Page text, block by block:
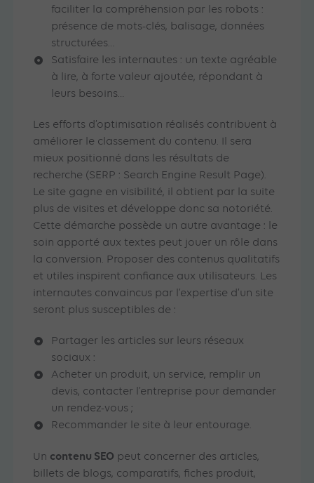
faciliter la compréhension par les robots :
présence de mots-clés, balisage, données
structurées…
Satisfaire les internautes : un texte agréable
à lire, à forte valeur ajoutée, répondant à
leurs besoins…
Les efforts d’optimisation réalisés contribuent à
améliorer le classement du contenu. Il sera
mieux positionné dans les résultats de
recherche (SERP : Search Engine Result Page).
Le site gagne en visibilité, il obtient par la suite
plus de visites et développe donc sa notoriété.
Cette démarche possède un autre avantage : le
soin apporté aux textes peut jouer un rôle dans
la conversion. Proposer des contenus qualitatifs
et utiles inspirent confiance aux utilisateurs. Les
internautes convaincus par l’expertise d’un site
seront plus susceptibles de :
Partager les articles sur leurs réseaux
sociaux :
Acheter un produit, un service, remplir un
devis, contacter l’entreprise pour demander
un rendez-vous ;
Recommander le site à leur entourage.
Un contenu SEO peut concerner des articles,
billets de blogs, comparatifs, fiches produit,